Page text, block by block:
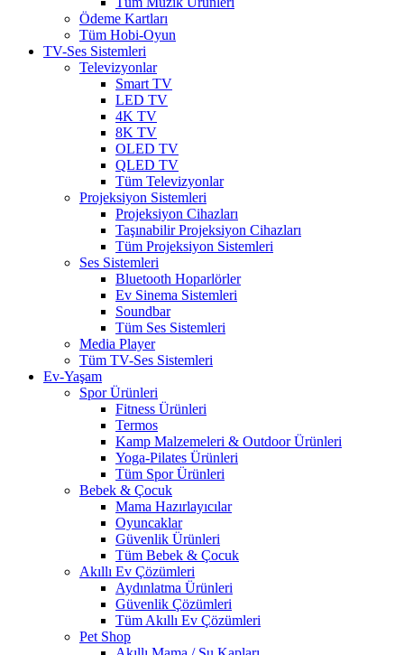
Ödeme Kartları
Tüm Hobi-Oyun
TV-Ses Sistemleri
Televizyonlar
Smart TV
LED TV
4K TV
8K TV
OLED TV
QLED TV
Tüm Televizyonlar
Projeksiyon Sistemleri
Projeksiyon Cihazları
Taşınabilir Projeksiyon Cihazları
Tüm Projeksiyon Sistemleri
Ses Sistemleri
Bluetooth Hoparlörler
Ev Sinema Sistemleri
Soundbar
Tüm Ses Sistemleri
Media Player
Tüm TV-Ses Sistemleri
Ev-Yaşam
Spor Ürünleri
Fitness Ürünleri
Termos
Kamp Malzemeleri & Outdoor Ürünleri
Yoga-Pilates Ürünleri
Tüm Spor Ürünleri
Bebek & Çocuk
Mama Hazırlayıcılar
Oyuncaklar
Güvenlik Ürünleri
Tüm Bebek & Çocuk
Akıllı Ev Çözümleri
Aydınlatma Ürünleri
Güvenlik Çözümleri
Tüm Akıllı Ev Çözümleri
Pet Shop